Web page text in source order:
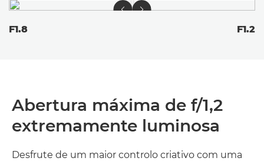
F1.8 F1.2
Abertura máxima de f/1,2
extremamente luminosa
Desfrute de um maior controlo criativo com uma